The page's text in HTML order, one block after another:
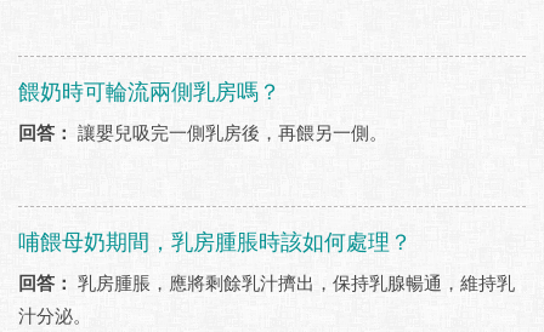
餵奶時可輪流兩側乳房嗎？
回答： 讓嬰兒吸完一側乳房後，再餵另一側。
哺餵母奶期間，乳房腫脹時該如何處理？
回答： 乳房腫脹，應將剩餘乳汁擠出，保持乳腺暢通，維持乳
汁分泌。